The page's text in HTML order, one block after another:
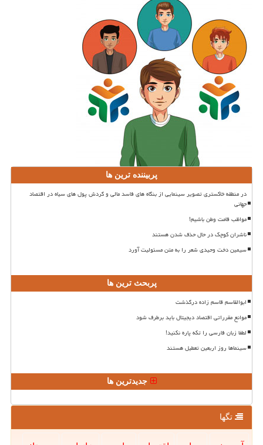
پربیننده ترین ها
در منطقه خاکستری تصویر سینمایی از بنگاه های فاسد مالی و گردش پول های سیاه در اقتصاد
جهانی
مواظب قامت وطن باشیم!
ناشران کوچک در حال حذف شدن هستند
سیمین دخت وحیدی شعر را به متن مسئولیت آورد
پربحث ترین ها
ابوالقاسم قاسم زاده درگذشت
موانع مقرراتی اقتصاد دیجیتال باید برطرف شود
لطفا زبان فارسی را تکه پاره نکنید!
سینماها روز اربعین تعطیل هستند
جدیدترین ها
تگها